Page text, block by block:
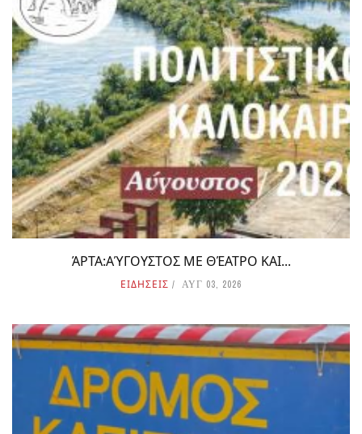
ΆΡΤΑ:ΑΎΓΟΥΣΤΟΣ ΜΕ ΘΈΑΤΡΟ ΚΑΙ...
ΕΙΔΗΣΕΙΣ ΑΥΓ 03, 2026